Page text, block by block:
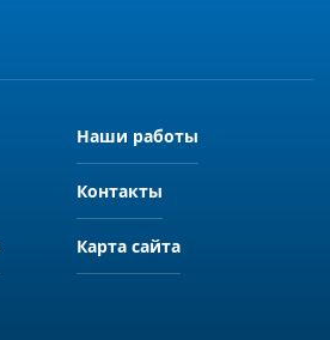
Наши работы
Контакты
Карта сайта